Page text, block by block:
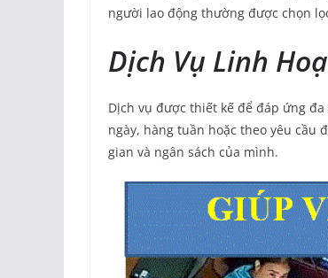
người lao động thường được chọn
Dịch Vụ Linh
Dịch vụ được thiết kế để đáp ứng
ngày, hàng tuần hoặc theo yêu
gian và ngân sách của mình.